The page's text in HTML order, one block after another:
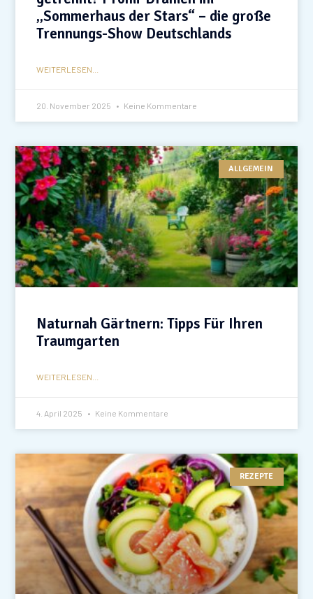
„Sommerhaus der Stars“ – die große
Trennungs-Show Deutschlands
WEITERLESEN...
20. November 2025 Keine Kommentare
ALLGEMEIN
Naturnah Gärtnern: Tipps Für Ihren
Traumgarten
WEITERLESEN...
4. April 2025 Keine Kommentare
REZEPTE